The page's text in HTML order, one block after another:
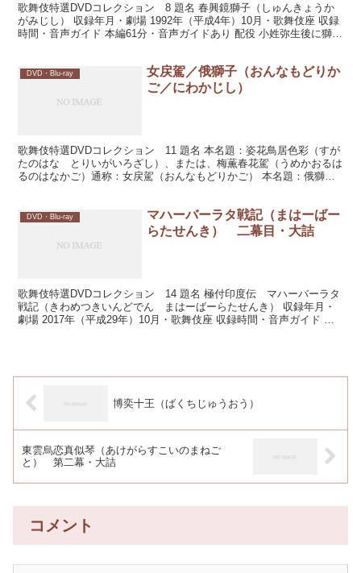
歌舞伎特選DVDコレクション 8 題名 春興鏡獅子（しゅんきょうか
がみじし） 収録年月・劇場 1992年（平成4年）10月・歌舞伎座 収録
時間・音声ガイド 本編61分・音声ガイドあり 配役 小姓弥生後に獅子
DVD・Blu-ray
女戻駕／俄獅子（おんなもどりか
ご／にわかじし）
歌舞伎特選DVDコレクション 11 題名 本名題：姿花鳥居色彩（すが
たのはな とりいがいろざし）、または、梅薫春花駕（うめかおるは
るのはなかご）通称：女戻駕（おんなもどりかご） 本名題：俄獅子
DVD・Blu-ray
マハーバーラタ戦記（まはーばー
らたせんき） 二幕目・大詰
歌舞伎特選DVDコレクション 14 題名 極付印度伝 マハーバーラタ
戦記（きわめつきいんどでん まはーばーらたせんき） 収録年月・
劇場 2017年（平成29年）10月・歌舞伎座 収録時間・音声ガイド 本
博奕十王（ばくちじゅうおう）
東雲烏恋真似琴（あけがらすこいのまねご
と） 第二幕・大詰
コメント